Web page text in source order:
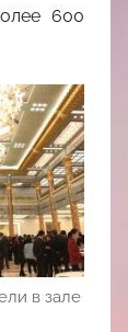
600
в зале